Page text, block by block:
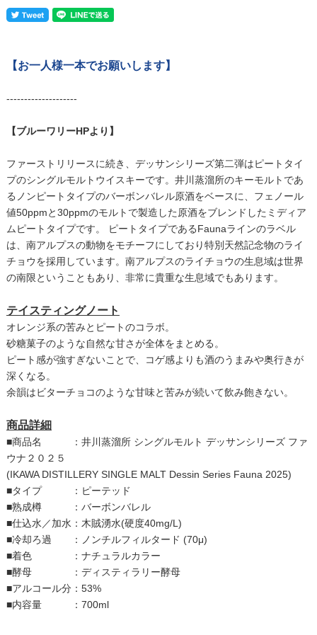
【お一人様一本でお願いします】
--------------------
【ブルーワリーHPより】
ファーストリリースに続き、デッサンシリーズ第二弾はピートタイ
プのシングルモルトウイスキーです。井川蒸溜所のキーモルトであ
るノンピートタイプのバーボンバレル原酒をベースに、フェノール
値50ppmと30ppmのモルトで製造した原酒をブレンドしたミディア
ムピートタイプです。 ピートタイプであるFaunaラインのラベル
は、南アルプスの動物をモチーフにしており特別天然記念物のライ
チョウを採用しています。南アルプスのライチョウの生息域は世界
の南限ということもあり、非常に貴重な生息域でもあります。
テイスティングノート
オレンジ系の苦みとピートのコラボ。
砂糖菓子のような自然な甘さが全体をまとめる。
ピート感が強すぎないことで、コゲ感よりも酒のうまみや奥行きが
深くなる。
余韻はビターチョコのような甘味と苦みが続いて飲み飽きない。
商品詳細
■商品名 ：井川蒸溜所 シングルモルト デッサンシリーズ ファ
ウナ２０２５
(IKAWA DISTILLERY SINGLE MALT Dessin Series Fauna 2025)
■タイプ ：ピーテッド
■熟成樽 ：バーボンバレル
■仕込水／加水：木賊湧水(硬度40mg/L)
■冷却ろ過 ：ノンチルフィルタード (70μ)
■着色 ：ナチュラルカラー
■酵母 ：ディスティラリー酵母
■アルコール分：53%
■内容量 ：700ml